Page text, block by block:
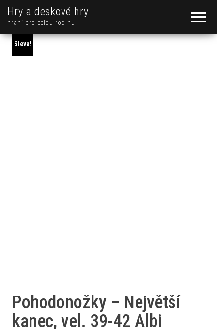
Hry a deskové hry
hraní pro celou rodinu
Sleva!
Pohodonožky – Největší
kanec, vel. 39-42 Albi